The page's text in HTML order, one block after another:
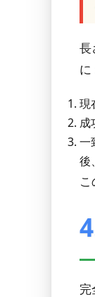
長
に
現
成
一
後